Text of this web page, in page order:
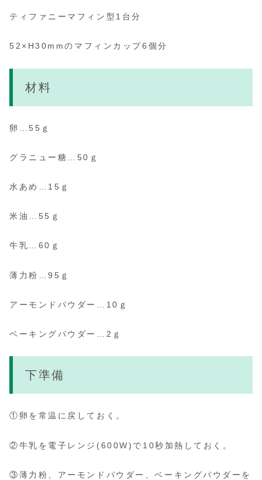
ティファニーマフィン型1台分
52×H30mmのマフィンカップ6個分
材料
卵…55ｇ
グラニュー糖…50ｇ
水あめ…15ｇ
米油…55ｇ
牛乳…60ｇ
薄力粉…95ｇ
アーモンドパウダー…10ｇ
ベーキングパウダー…2ｇ
下準備
①卵を常温に戻しておく。
②牛乳を電子レンジ(600W)で10秒加熱しておく。
③薄力粉、アーモンドパウダー、ベーキングパウダーを